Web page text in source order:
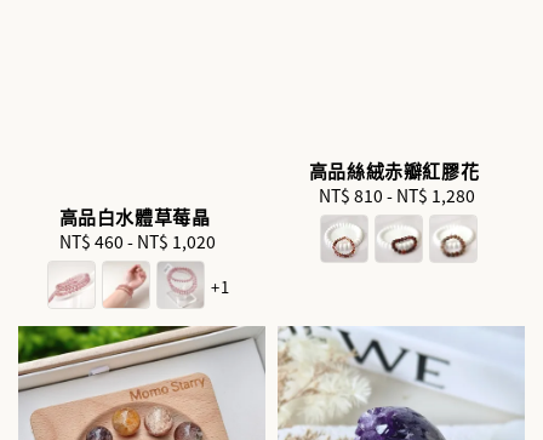
高品白水體草莓晶
Regular
price
NT$ 460 - NT$ 1,020
+1
高品絲絨赤瓣紅膠花
Regular
price
NT$ 810 - NT$ 1,280